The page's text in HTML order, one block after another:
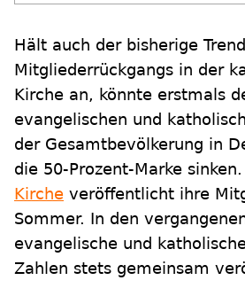
Hält auch der bisherige
Mitgliederrückgangs in der
Kirche an, könnte erstmals
evangelischen und
der Gesamtbevölkerung in
die 50-Prozent-Marke sinken.
Kirche veröffentlicht ihre
Sommer. In den
evangelische und
Zahlen stets gemeinsam